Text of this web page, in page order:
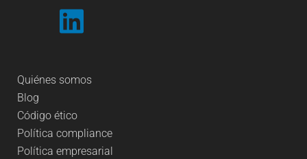
Quiénes somos
Blog
Código ético
Política compliance
Política empresarial